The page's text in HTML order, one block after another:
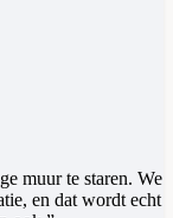
muur te staren. We
en dat wordt echt